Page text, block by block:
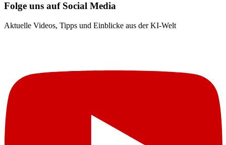
Folge uns auf Social Media
Aktuelle Videos, Tipps und Einblicke aus der KI-Welt